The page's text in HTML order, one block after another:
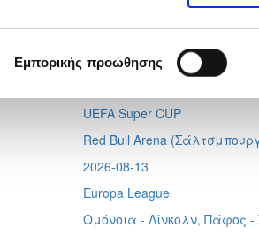
Εμπορικής προώθησης
Conference League
Απόλλων - Μπραν
UEFA Super CUP
Red Bull Arena (
2026-08-13
Europa League
Ομόνοια - Λίνκολν, Πάφος -